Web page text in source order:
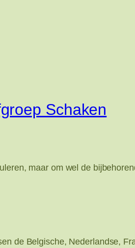
Schaken
maar om wel de
de Belgische, Nederlandse,